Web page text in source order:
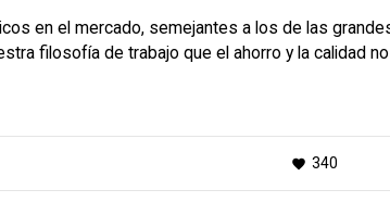
en el mercado, semejantes a los de las
filosofía de trabajo que el ahorro y la calidad
favorite 340